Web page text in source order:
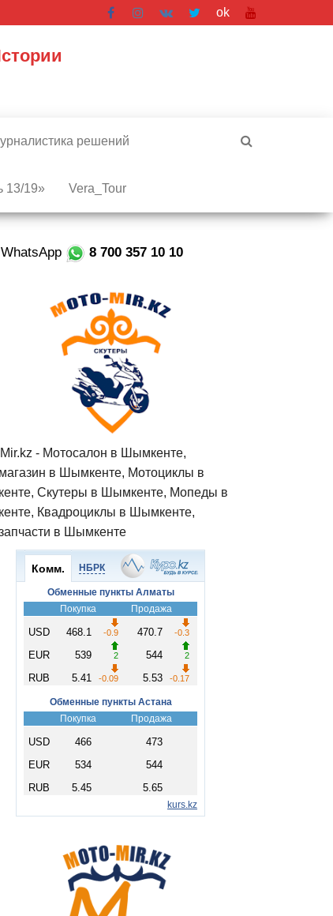
ok
решений
13/19» Vera_Tour
8 700 357 10 10
- Мотосалон в Шымкенте,
в Шымкенте, Мотоциклы в
Скутеры в Шымкенте, Мопеды в
Квадроциклы в Шымкенте,
в Шымкенте